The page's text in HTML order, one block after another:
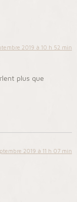
2019 à 10 h 52 min
plus que
2019 à 11 h 07 min